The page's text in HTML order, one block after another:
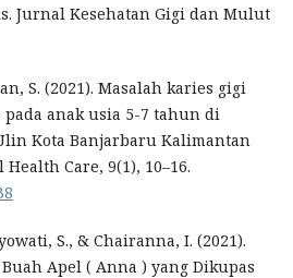
Jurnal Kesehatan Gigi dan Mulut
S. (2021). Masalah karies gigi
anak usia 5-7 tahun di
Kota Banjarbaru Kalimantan
Care, 9(1), 10–16.
S., & Chairanna, I. (2021).
Apel ( Anna ) yang Dikupas